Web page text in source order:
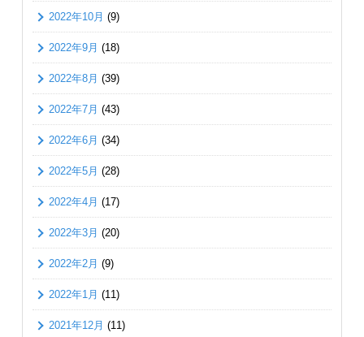
2022年10月 (9)
2022年9月 (18)
2022年8月 (39)
2022年7月 (43)
2022年6月 (34)
2022年5月 (28)
2022年4月 (17)
2022年3月 (20)
2022年2月 (9)
2022年1月 (11)
2021年12月 (11)